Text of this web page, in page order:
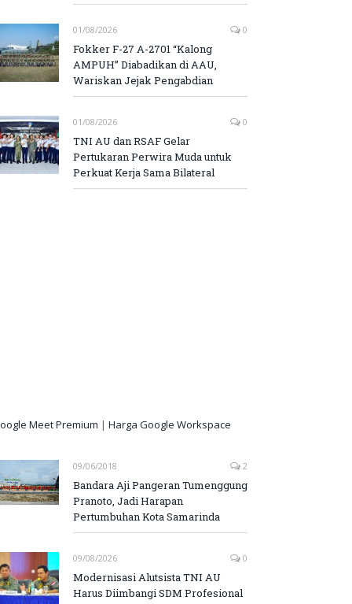
01/08/2026 0
Fokker F-27 A-2701 “Kalong
AMPUH” Diabadikan di AAU,
Wariskan Jejak Pengabdian
01/08/2026 0
TNI AU dan RSAF Gelar
Pertukaran Perwira Muda untuk
Perkuat Kerja Sama Bilateral
Meet Premium | Harga Google Workspace
09/06/2018 2
Bandara Aji Pangeran Tumenggung
Pranoto, Jadi Harapan
Pertumbuhan Kota Samarinda
09/08/2026 0
Modernisasi Alutsista TNI AU
Harus Diimbangi SDM Profesional